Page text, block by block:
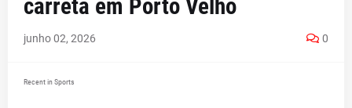
carreta em Porto Velho
junho 02, 2026 0
Recent in Sports